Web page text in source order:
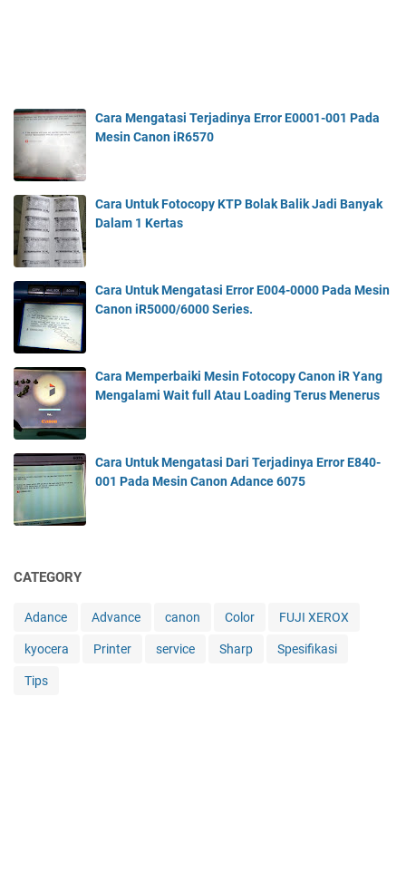
Cara Mengatasi Terjadinya Error E0001-001 Pada
Mesin Canon iR6570
Cara Untuk Fotocopy KTP Bolak Balik Jadi Banyak
Dalam 1 Kertas
Cara Untuk Mengatasi Error E004-0000 Pada Mesin
Canon iR5000/6000 Series.
Cara Memperbaiki Mesin Fotocopy Canon iR Yang
Mengalami Wait full Atau Loading Terus Menerus
Cara Untuk Mengatasi Dari Terjadinya Error E840-
001 Pada Mesin Canon Adance 6075
CATEGORY
Adance Advance canon Color FUJI XEROX
kyocera Printer service Sharp Spesifikasi
Tips